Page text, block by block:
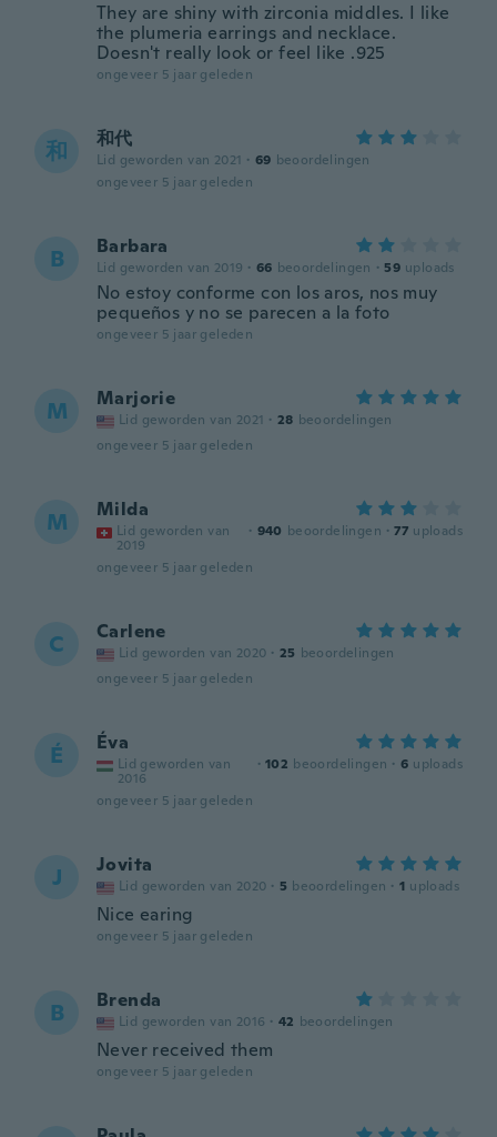
They are shiny with zirconia middles. I like
the plumeria earrings and necklace.
Doesn't really look or feel like .925
ongeveer 5 jaar geleden
和 和代
Lid geworden van 2021 · 69 beoordelingen
ongeveer 5 jaar geleden
B Barbara
Lid geworden van 2019 · 66 beoordelingen · 59 uploads
No estoy conforme con los aros, nos muy
pequeños y no se parecen a la foto
ongeveer 5 jaar geleden
M Marjorie
Lid geworden van 2021 · 28 beoordelingen
ongeveer 5 jaar geleden
M Milda
Lid geworden van
2019
· 940 beoordelingen · 77 uploads
ongeveer 5 jaar geleden
C Carlene
Lid geworden van 2020 · 25 beoordelingen
ongeveer 5 jaar geleden
É Éva
Lid geworden van
2016
· 102 beoordelingen · 6 uploads
ongeveer 5 jaar geleden
J Jovita
Lid geworden van 2020 · 5 beoordelingen · 1 uploads
Nice earing
ongeveer 5 jaar geleden
B Brenda
Lid geworden van 2016 · 42 beoordelingen
Never received them
ongeveer 5 jaar geleden